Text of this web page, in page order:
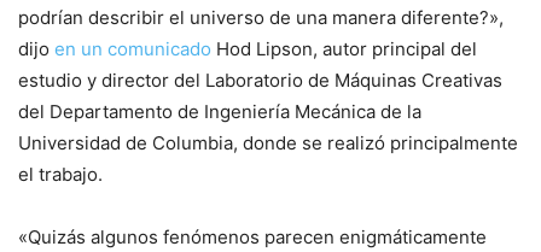
podrían describir el universo de una manera diferente?»,
dijo en un comunicado Hod Lipson, autor principal del
estudio y director del Laboratorio de Máquinas Creativas
del Departamento de Ingeniería Mecánica de la
Universidad de Columbia, donde se realizó principalmente
el trabajo.
«Quizás algunos fenómenos parecen enigmáticamente